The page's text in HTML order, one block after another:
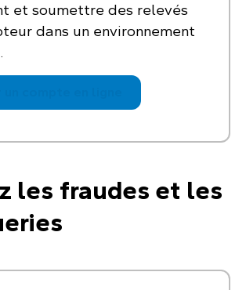
et soumettre des relevés
dans un environnement
les fraudes et les